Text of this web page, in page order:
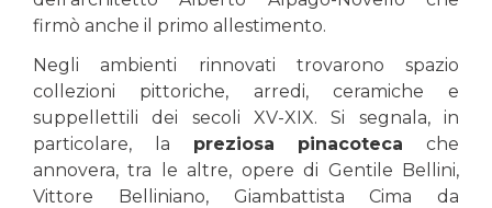
firmò anche il primo allestimento.
Negli ambienti rinnovati trovarono spazio
collezioni pittoriche, arredi, ceramiche e
suppellettili dei secoli XV-XIX. Si segnala, in
particolare, la preziosa pinacoteca che
annovera, tra le altre, opere di Gentile Bellini,
Vittore Belliniano, Giambattista Cima da